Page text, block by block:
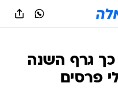
גרף השנה
פרסים